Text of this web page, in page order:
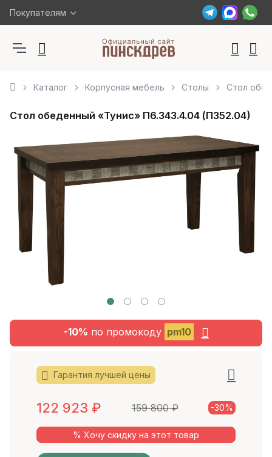
Покупателям
Каталог Корпусная мебель Столы Стол
Стол обеденный «Тунис» П6.343.4.04 (П352.04)
-10% по промокоду pm10
Гарантия лучшей цены
122 923 ₽ 159 800₽ -30%
% Хочу скидку на этот товар